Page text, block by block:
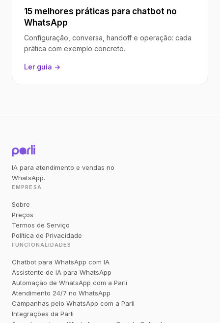
15 melhores práticas para chatbot no
WhatsApp
Configuração, conversa, handoff e operação: cada
prática com exemplo concreto.
Ler guia →
IA para atendimento e vendas no
WhatsApp.
EMPRESA
Sobre
Preços
Termos de Serviço
Política de Privacidade
FUNCIONALIDADES
Chatbot para WhatsApp com IA
Assistente de IA para WhatsApp
Automação de WhatsApp com a Parli
Atendimento 24/7 no WhatsApp
Campanhas pelo WhatsApp com a Parli
Integrações da Parli